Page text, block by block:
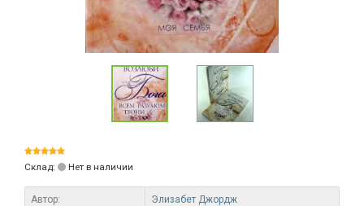
Склад: Нет в наличии
Автор: Элизабет Джордж